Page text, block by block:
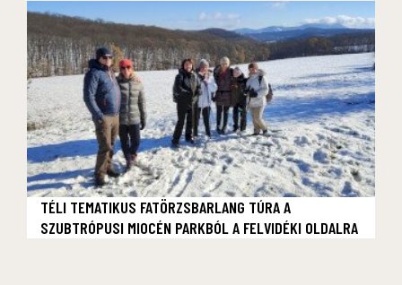
TÉLI TEMATIKUS FATÖRZSBARLANG TÚRA A
SZUBTRÓPUSI MIOCÉN PARKBÓL A FELVIDÉKI OLDALRA